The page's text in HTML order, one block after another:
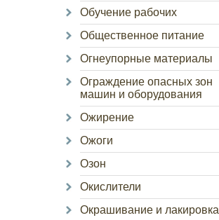
Обучение рабочих
Общественное питание
Огнеупорные материалы
Ограждение опасных зон
машин и оборудования
Ожирение
Ожоги
Озон
Окислители
Окрашивание и лакировка